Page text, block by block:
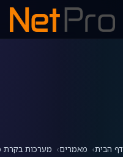
דף הבית מאמרים מערכות בקרת